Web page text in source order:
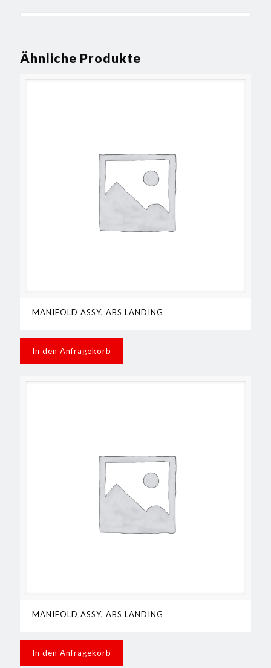
Ähnliche Produkte
MANIFOLD ASSY, ABS LANDING
In den Anfragekorb
MANIFOLD ASSY, ABS LANDING
In den Anfragekorb